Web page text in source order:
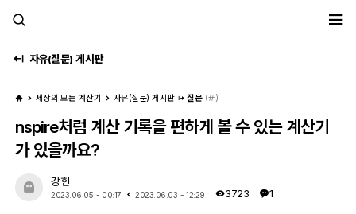
자유(질문) 게시판
세상의 모든 계산기 자유(질문) 게시판 질문 ( )
nspire처럼 계산 기록을 편하게 볼 수 있는 계산기
가 있을까요?
강힌
2023.06.05 - 00:17 2023.06.03 - 12:29 3723 1